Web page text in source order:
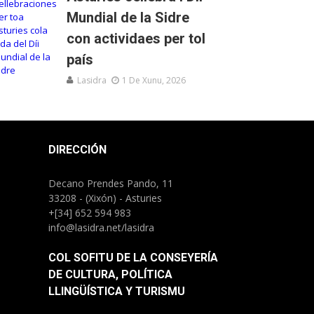
Mundial de la Sidre
con actividaes per tol
país
Lasidra 1 De Xunu, 2026
DIRECCIÓN
Decano Prendes Pando, 11
33208 - (Xixón) - Asturies
+[34] 652 594 983
info@lasidra.net/lasidra
COL SOFITU DE LA CONSEYERÍA
DE CULTURA, POLÍTICA
LLINGÜÍSTICA Y TURISMU